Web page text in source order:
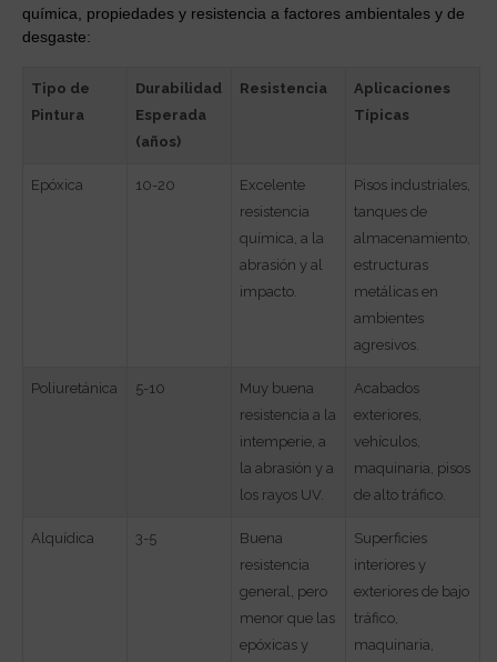
química, propiedades y resistencia a factores ambientales y de
desgaste:
Tipo de
Pintura
Durabilidad
Esperada
(años)
Resistencia
Aplicaciones
Típicas
Epóxica 10-20
Excelente
resistencia
química, a la
abrasión y al
impacto.
Pisos industriales,
tanques de
almacenamiento,
estructuras
metálicas en
ambientes
agresivos.
Poliuretánica 5-10
Muy buena
resistencia a la
intemperie, a
la abrasión y a
los rayos UV.
Acabados
exteriores,
vehículos,
maquinaria, pisos
de alto tráfico.
Alquídica 3-5
Buena
resistencia
general, pero
menor que las
epóxicas y
Superficies
interiores y
exteriores de bajo
tráfico,
maquinaria,